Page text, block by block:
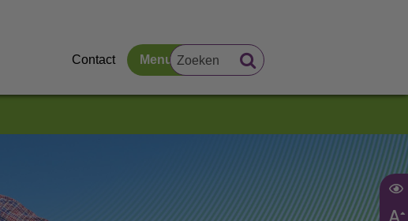
Contact Menu